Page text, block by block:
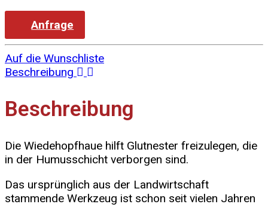
Anfrage
Auf die Wunschliste
Beschreibung
Beschreibung
Die Wiedehopfhaue hilft Glutnester freizulegen, die
in der Humusschicht verborgen sind.
Das ursprünglich aus der Landwirtschaft
stammende Werkzeug ist schon seit vielen Jahren